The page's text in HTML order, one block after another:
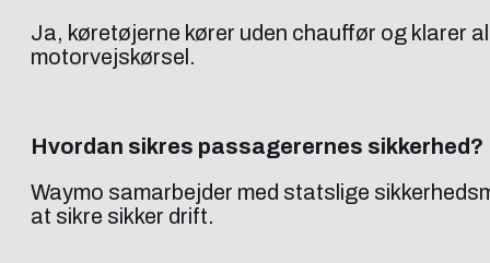
Ja, køretøjerne kører uden chauffør og klarer
motorvejskørsel.
Hvordan sikres passagerernes sikkerhed?
Waymo samarbejder med statslige
at sikre sikker drift.